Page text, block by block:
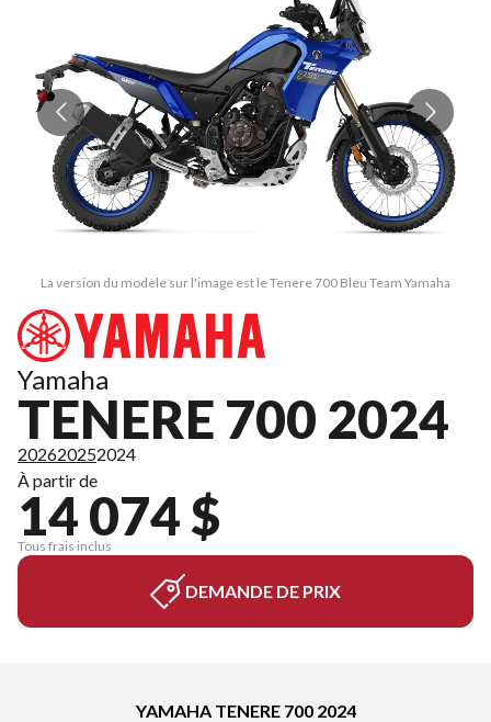
La version du modèle sur l'image est le Tenere 700 Bleu Team Yamaha
Yamaha
TENERE 700 2024
202620252024
À partir de
14 074 $
Tous frais inclus
DEMANDE DE PRIX
YAMAHA TENERE 700 2024